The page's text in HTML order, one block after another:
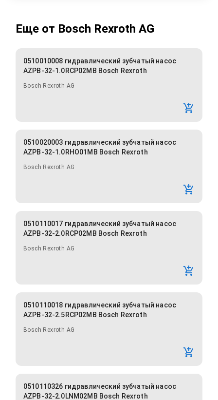
Еще от Bosch Rexroth AG
0510010008 гидравлический зубчатый насос
AZPB-32-1.0RCP02MB Bosch Rexroth
Bosch Rexroth AG
0510020003 гидравлический зубчатый насос
AZPB-32-1.0RHO01MB Bosch Rexroth
Bosch Rexroth AG
0510110017 гидравлический зубчатый насос
AZPB-32-2.0RCP02MB Bosch Rexroth
Bosch Rexroth AG
0510110018 гидравлический зубчатый насос
AZPB-32-2.5RCP02MB Bosch Rexroth
Bosch Rexroth AG
0510110326 гидравлический зубчатый насос
AZPB-32-2.0LNM02MB Bosch Rexroth